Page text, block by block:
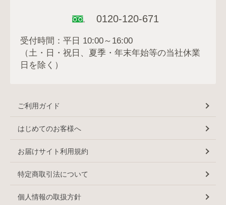
0120-120-671
受付時間：平日 10:00～16:00
（土・日・祝日、夏季・年末年始等の当社休業
日を除く）
ご利用ガイド
はじめてのお客様へ
お届けサイト利用規約
特定商取引法について
個人情報の取扱方針